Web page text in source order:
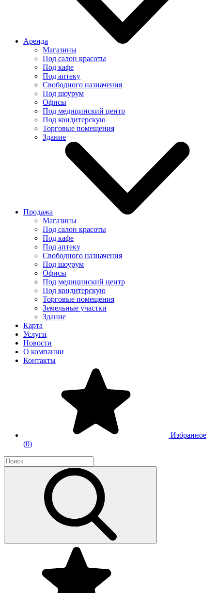
Аренда
Магазины
Под салон красоты
Под кафе
Под аптеку
Свободного назначения
Под шоурум
Офисы
Под медицинский центр
Под кондитерскую
Торговые помещения
Здание
Продажа
Магазины
Под салон красоты
Под кафе
Под аптеку
Свободного назначения
Под шоурум
Офисы
Под медицинский центр
Под кондитерскую
Торговые помещения
Земельные участки
Здание
Карта
Услуги
Новости
О компании
Контакты
Избранное
(0)